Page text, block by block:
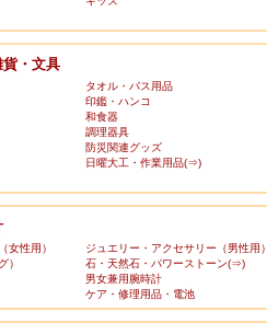
・文具
タオル・バス用品
印鑑・ハンコ
和食器
調理器具
防災関連グッズ
日曜大工・作業用品(⇒)
女性用） ジュエリー・アクセサリー（男性用）
）
石・天然石・パワーストーン(⇒)
男女兼用腕時計
ケア・修理用品・電池